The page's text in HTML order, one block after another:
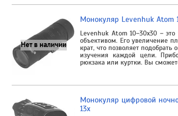
Монокуляр Levenhuk Atom
Levenhuk Atom 10–30х30 –
объективом. Его увеличение
крат, что позволяет
изучения каждой цели.
рюкзака или куртки. Вы
Монокуляр цифровой
13x